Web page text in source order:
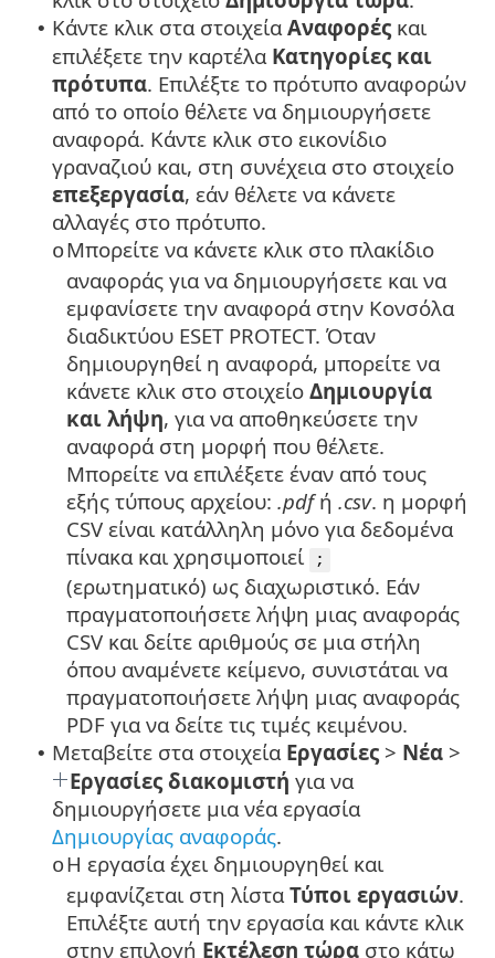
• Κάντε κλικ στα στοιχεία Αναφορές και
επιλέξετε την καρτέλα Κατηγορίες και
πρότυπα. Επιλέξτε το πρότυπο αναφορών
από το οποίο θέλετε να δημιουργήσετε
αναφορά. Κάντε κλικ στο εικονίδιο
γραναζιού και, στη συνέχεια στο στοιχείο
επεξεργασία, εάν θέλετε να κάνετε
αλλαγές στο πρότυπο.
oΜπορείτε να κάνετε κλικ στο πλακίδιο
αναφοράς για να δημιουργήσετε και να
εμφανίσετε την αναφορά στην Κονσόλα
διαδικτύου ESET PROTECT. Όταν
δημιουργηθεί η αναφορά, μπορείτε να
κάνετε κλικ στο στοιχείο Δημιουργία
και λήψη, για να αποθηκεύσετε την
αναφορά στη μορφή που θέλετε.
Μπορείτε να επιλέξετε έναν από τους
εξής τύπους αρχείου: .pdfή .csv. η μορφή
CSV είναι κατάλληλη μόνο για δεδομένα
πίνακα και χρησιμοποιεί
;
(ερωτηματικό) ως διαχωριστικό. Εάν
πραγματοποιήσετε λήψη μιας αναφοράς
CSV και δείτε αριθμούς σε μια στήλη
όπου αναμένετε κείμενο, συνιστάται να
πραγματοποιήσετε λήψη μιας αναφοράς
PDF για να δείτε τις τιμές κειμένου.
• Μεταβείτε στα στοιχεία Εργασίες > Νέα >
Εργασίες διακομιστή για να
δημιουργήσετε μια νέα εργασία
Δημιουργίας αναφοράς.
oΗ εργασία έχει δημιουργηθεί και
εμφανίζεται στη λίστα Τύποι εργασιών.
Επιλέξτε αυτή την εργασία και κάντε κλικ
στην επιλογή Εκτέλεση τώρα στο κάτω